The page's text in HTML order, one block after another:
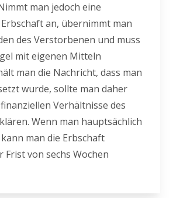
man jedoch eine
an, übernimmt man
des Verstorbenen und muss
mit eigenen Mitteln
man die Nachricht, dass man
wurde, sollte man daher
Verhältnisse des
Wenn man hauptsächlich
man die Erbschaft
Frist von sechs Wochen